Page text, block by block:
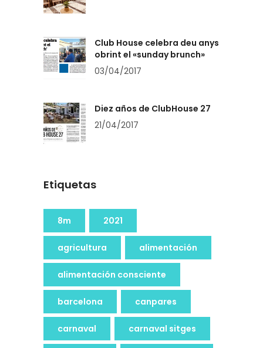
Club House celebra deu anys
obrint el «sunday brunch»
03/04/2017
Diez años de ClubHouse 27
21/04/2017
Etiquetas
8m 2021
agricultura alimentación
alimentación consciente
barcelona canpares
carnaval carnaval sitges